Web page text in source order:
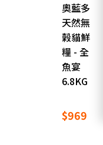
奧藍多
天然無
榖貓鮮
糧 - 全
魚宴
6.8KG
$969